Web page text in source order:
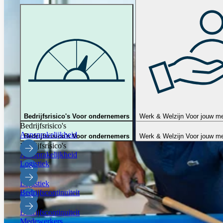
Bedrijfsrisico's Voor ondernemers Werk & Welzijn Voor jouw
Bedrijfsrisico's
Aansprakelijkheid
Logistiek
Bedrijfscontinuiteit
Bedrijfsrisico's Voor ondernemers Werk & Welzijn Voor jouw
Bedrijfsrisico's
Aansprakelijkheid
Logistiek
Bedrijfscontinuiteit
Medewerkers